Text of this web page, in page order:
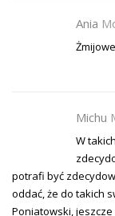
Ania
Michu
W
potrafi być
oddać, że do takich
Poniatowski,